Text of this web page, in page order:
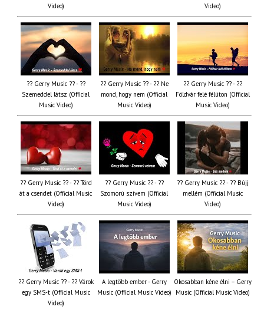
Video)
Video)
?? Gerry Music ?? - ??
Szemeddel látsz (Official
Music Video)
?? Gerry Music ?? - ?? Ne
mond, hogy nem (Official
Music Video)
?? Gerry Music ?? - ??
Földvár felé félúton (Official
Music Video)
?? Gerry Music ?? - ?? Törd
át a csendet (Official Music
Video)
?? Gerry Music ?? - ??
Szomorú szívem (Official
Music Video)
?? Gerry Music ?? - ?? Bújj
mellém (Official Music
Video)
?? Gerry Music ?? - ?? Várok
egy SMS-t (Official Music
Video)
A legtöbb ember - Gerry
Music (Official Music Video)
Okosabban kéne élni – Gerry
Music (Official Music Video)